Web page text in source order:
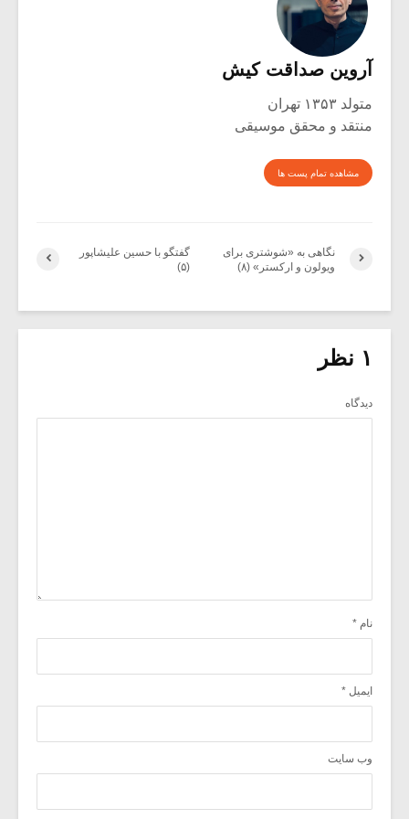
آروین صداقت کیش
متولد ۱۳۵۳ تهران
منتقد و محقق موسیقی
مشاهده تمام پست ها
گفتگو با حسین علیشاپور
(۵)
نگاهی به «شوشتری برای
ویولون و ارکستر» (۸)
۱ نظر
دیدگاه
نام *
ایمیل *
وب‌ سایت